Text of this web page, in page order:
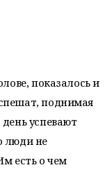
показалось и
поднимая
успевают
люди не
есть о чем